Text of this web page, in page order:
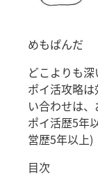
めもぱんだ
どこよりも
ポイ活攻略
い合わせは
ポイ活歴5年
営歴5年以上
目次